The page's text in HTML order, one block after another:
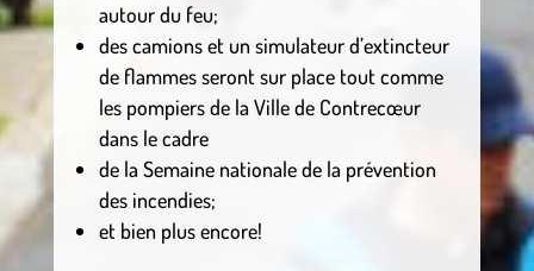
autour du feu;
des camions et un simulateur d’extincteur
de flammes seront sur place tout comme
les pompiers de la Ville de Contrecœur
dans le cadre
de la Semaine nationale de la prévention
des incendies;
et bien plus encore!